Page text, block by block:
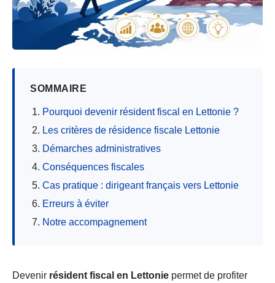
SOMMAIRE
Pourquoi devenir résident fiscal en Lettonie ?
Les critères de résidence fiscale Lettonie
Démarches administratives
Conséquences fiscales
Cas pratique : dirigeant français vers Lettonie
Erreurs à éviter
Notre accompagnement
Devenir résident fiscal en Lettonie permet de profiter